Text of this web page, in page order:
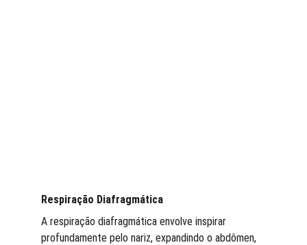
Respiração Diafragmática
A respiração diafragmática envolve inspirar
profundamente pelo nariz, expandindo o abdômen,